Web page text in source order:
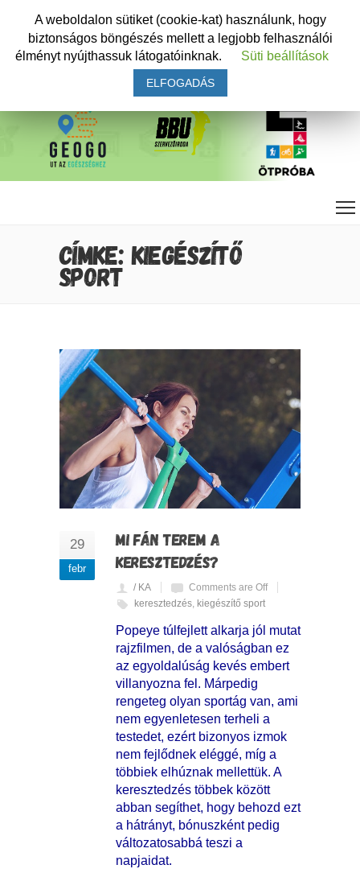
CÍMKE: KIEGÉSZÍTŐ
SPORT
29
febr
MI FÁN TEREM A
KERESZTEDZÉS?
/ KA
Comments are Off
keresztedzés, kiegészítő sport
Popeye túlfejlett alkarja jól mutat
rajzfilmen, de a valóságban ez
az egyoldalúság kevés embert
villanyozna fel. Márpedig
rengeteg olyan sportág van, ami
nem egyenletesen terheli a
testedet, ezért bizonyos izmok
nem fejlődnek eléggé, míg a
többiek elhúznak mellettük. A
keresztedzés többek között
abban segíthet, hogy behozd ezt
a hátrányt, bónuszként pedig
változatosabbá teszi a
napjaidat.
A weboldalon sütiket (cookie-kat) használunk, hogy
biztonságos böngészés mellett a legjobb felhasználói
élményt nyújthassuk látogatóinknak.
Süti beállítások
ELFOGADÁS